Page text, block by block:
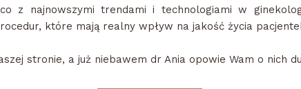
z najnowszymi trendami i technologiami w
które mają realny wpływ na jakość życia
stronie, a już niebawem dr Ania opowie Wam o nich